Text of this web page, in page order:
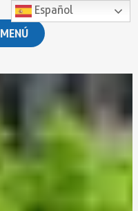
MENÚ
Español